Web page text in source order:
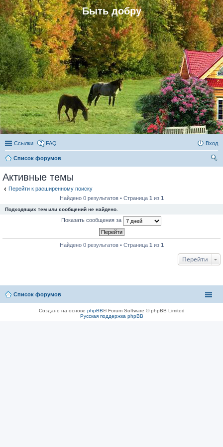
Быть добру
Ссылки FAQ Вход
Список форумов
Активные темы
Перейти к расширенному поиску
Найдено 0 результатов • Страница 1 из 1
Подходящих тем или сообщений не найдено.
Показать сообщения за
Найдено 0 результатов • Страница 1 из 1
Перейти
Список форумов
Создано на основе phpBB® Forum Software © phpBB Limited
Русская поддержка phpBB